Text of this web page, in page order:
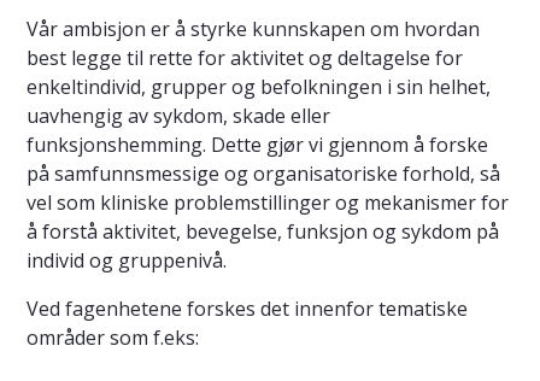
Vår ambisjon er å styrke kunnskapen om hvordan
best legge til rette for aktivitet og deltagelse for
enkeltindivid, grupper og befolkningen i sin helhet,
uavhengig av sykdom, skade eller
funksjonshemming. Dette gjør vi gjennom å forske
på samfunnsmessige og organisatoriske forhold, så
vel som kliniske problemstillinger og mekanismer for
å forstå aktivitet, bevegelse, funksjon og sykdom på
individ og gruppenivå.
Ved fagenhetene forskes det innenfor tematiske
områder som f.eks: